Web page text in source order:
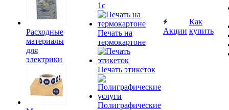
Расходные
материалы
для
электрики
1c
Печать на
термокартоне
Печать этикеток
Полиграфические
Акции
Как
купить